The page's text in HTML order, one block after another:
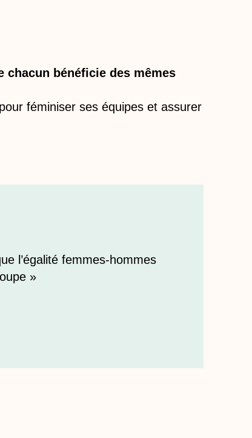
chacun bénéficie des mêmes
féminiser ses équipes et assurer
l’égalité femmes-hommes
»